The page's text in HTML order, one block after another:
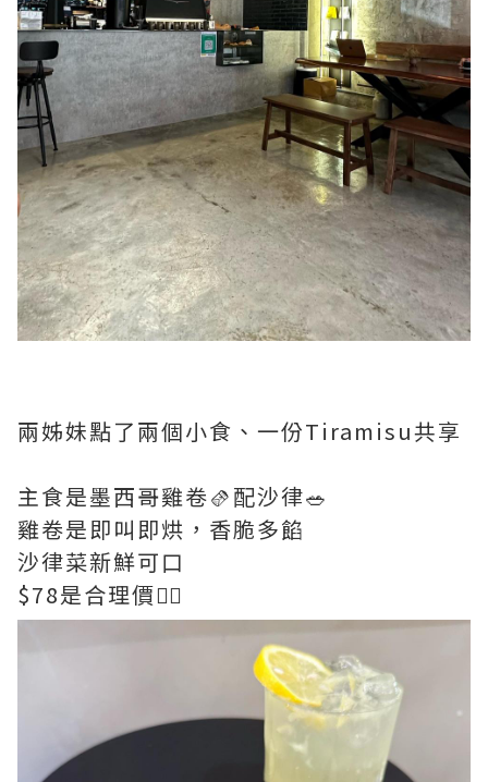
兩姊妹點了兩個小食、一份Tiramisu共享
主食是墨西哥雞卷🫔配沙律🥗
雞卷是即叫即烘，香脆多餡
沙律菜新鮮可口
$78是合理價👍🏻